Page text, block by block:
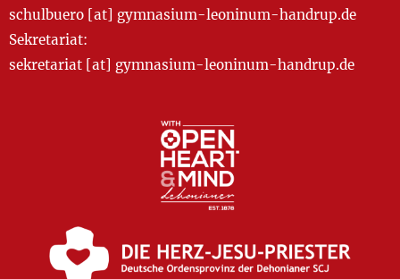
schulbuero [at] gymnasium-leoninum-handrup.de
Sekretariat:
sekretariat [at] gymnasium-leoninum-handrup.de